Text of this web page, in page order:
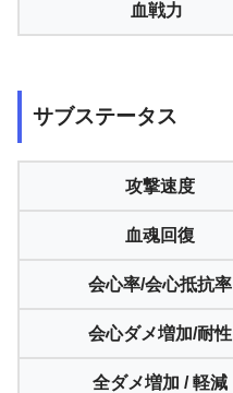
血戦力
サブステータス
攻撃速度
血魂回復
会心率/会心抵抗率
会心ダメ増加/耐性
全ダメ増加 / 軽減